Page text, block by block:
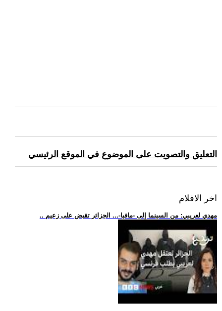
التعليق والتصويت على الموضوع في الموقع الرئيسي
اخر الافلام
.. مهدي لعريبي: من السينما إلى -مافيا-... الجزائر تقبض على زعيم